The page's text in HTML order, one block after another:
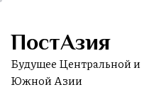
Skip
the
content
ПостАзия
Будущее Центральной и
Южной Азии